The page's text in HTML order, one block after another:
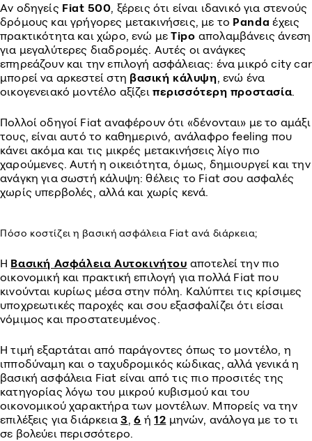
Αν οδηγείς Fiat 500, ξέρεις ότι είναι ιδανικό για στενούς
δρόμους και γρήγορες μετακινήσεις, με το Panda έχεις
πρακτικότητα και χώρο, ενώ μεTipo απολαμβάνεις άνεση
για μεγαλύτερες διαδρομές. Αυτές οι ανάγκες
επηρεάζουν και την επιλογή ασφάλειας: ένα μικρό city car
μπορεί να αρκεστεί στη βασική κάλυψη, ενώ ένα
οικογενειακό μοντέλο αξίζει περισσότερη προστασία.
Πολλοί οδηγοί Fiat αναφέρουν ότι «δένονται» με το αμάξι
τους, είναι αυτό το καθημερινό, ανάλαφρο feeling που
κάνει ακόμα και τις μικρές μετακινήσεις λίγο πιο
χαρούμενες. Αυτή η οικειότητα, όμως, δημιουργεί και την
ανάγκη για σωστή κάλυψη: θέλεις το Fiat σου ασφαλές
χωρίς υπερβολές, αλλά και χωρίς κενά.
Πόσο κοστίζει η βασική ασφάλεια Fiat ανά διάρκεια;
Η Βασική Ασφάλεια Αυτοκινήτου αποτελεί την πιο
οικονομική και πρακτική επιλογή για πολλά Fiat που
κινούνται κυρίως μέσα στην πόλη. Καλύπτει τις κρίσιμες
υποχρεωτικές παροχές και σου εξασφαλίζει ότι είσαι
νόμιμος και προστατευμένος.
Η τιμή εξαρτάται από παράγοντες όπως το μοντέλο, η
ιπποδύναμη και ο ταχυδρομικός κώδικας, αλλά γενικά η
βασική ασφάλεια Fiat είναι από τις πιο προσιτές της
κατηγορίας λόγω του μικρού κυβισμού και του
οικονομικού χαρακτήρα των μοντέλων. Μπορείς να την
επιλέξεις για διάρκεια3,6 ή12 μηνών, ανάλογα με το τι
σε βολεύει περισσότερο.